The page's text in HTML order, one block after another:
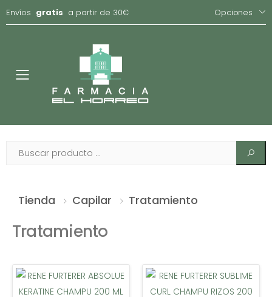
Envíos gratis a partir de 30€ Opciones
Toggle
Tienda Capilar Tratamiento
Tratamiento